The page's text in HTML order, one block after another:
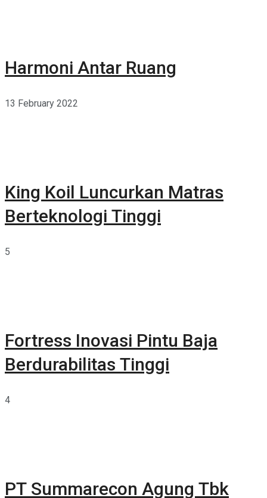
Harmoni Antar Ruang
13 February 2022
King Koil Luncurkan Matras
Berteknologi Tinggi
5
Fortress Inovasi Pintu Baja
Berdurabilitas Tinggi
4
PT Summarecon Agung Tbk